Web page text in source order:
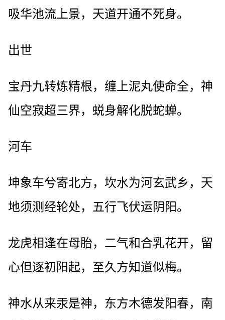
吸华池流上景，天道开通不死身。
出世
宝丹九转炼精根，缠上泥丸使命全，神
仙空寂超三界，蜕身解化脱蛇蝉。
河车
坤象车兮寄北方，坎水为河玄武乡，天
地须测经轮处，五行飞伏运阴阳。
龙虎相逢在母胎，二气和合乳花开，留
心但逐初阳起，至久方知道似梅。
神水从来汞是神，东方木德发阳春，南